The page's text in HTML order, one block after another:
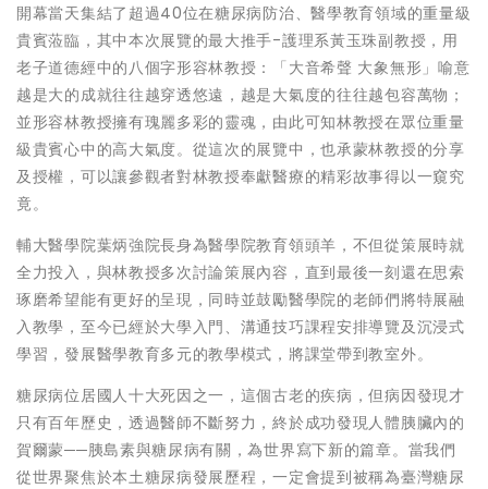
開幕當天集結了超過40位在糖尿病防治、醫學教育領域的重量級
貴賓蒞臨，其中本次展覽的最大推手-護理系黃玉珠副教授，用
老子道德經中的八個字形容林教授：「大音希聲 大象無形」喻意
越是大的成就往往越穿透悠遠，越是大氣度的往往越包容萬物；
並形容林教授擁有瑰麗多彩的靈魂，由此可知林教授在眾位重量
級貴賓心中的高大氣度。從這次的展覽中，也承蒙林教授的分享
及授權，可以讓參觀者對林教授奉獻醫療的精彩故事得以一窺究
竟。
輔大醫學院葉炳強院長身為醫學院教育領頭羊，不但從策展時就
全力投入，與林教授多次討論策展內容，直到最後一刻還在思索
琢磨希望能有更好的呈現，同時並鼓勵醫學院的老師們將特展融
入教學，至今已經於大學入門、溝通技巧課程安排導覽及沉浸式
學習，發展醫學教育多元的教學模式，將課堂帶到教室外。
糖尿病位居國人十大死因之一，這個古老的疾病，但病因發現才
只有百年歷史，透過醫師不斷努力，終於成功發現人體胰臟內的
賀爾蒙──胰島素與糖尿病有關，為世界寫下新的篇章。當我們
從世界聚焦於本土糖尿病發展歷程，一定會提到被稱為臺灣糖尿